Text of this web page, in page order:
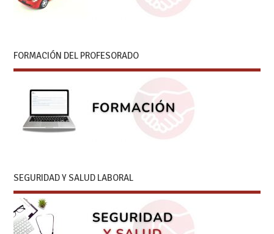
FORMACIÓN DEL PROFESORADO
SEGURIDAD Y SALUD LABORAL